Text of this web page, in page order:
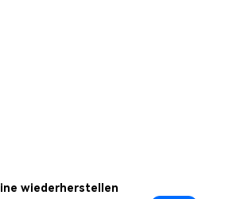
wiederherstellen